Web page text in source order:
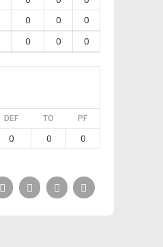
0 0 0
0 0 0
DEF TO PF
0 0 0